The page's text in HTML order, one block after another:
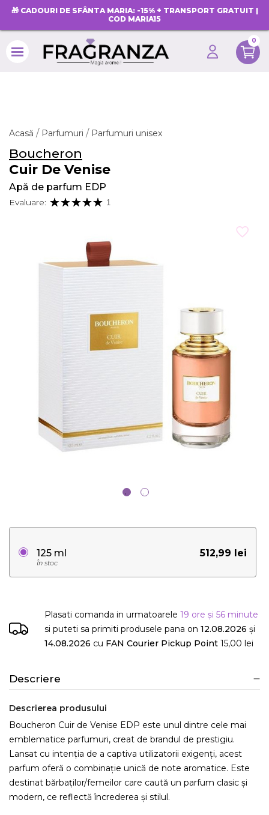
🎁 CADOURI DE SFÂNTA MARIA: -15% + TRANSPORT GRATUIT |
COD MARIA15
0
Acasă Parfumuri Parfumuri unisex
Boucheron
Cuir De Venise
Apă de parfum EDP
Evaluare: 1
512,99 lei
125 ml
În stoc
Plasati comanda in urmatoarele 19 ore și 56 minute
si puteti sa primiti produsele pana on 12.08.2026 și
14.08.2026 cu FAN Courier Pickup Point 15,00 lei
Descriere
Descrierea produsului
Boucheron Cuir de Venise EDP este unul dintre cele mai
emblematice parfumuri, creat de brandul de prestigiu.
Lansat cu intenția de a captiva utilizatorii exigenți, acest
parfum oferă o combinație unică de note aromatice. Este
destinat bărbaților/femeilor care caută un parfum clasic și
modern, ce reflectă încrederea și stilul.